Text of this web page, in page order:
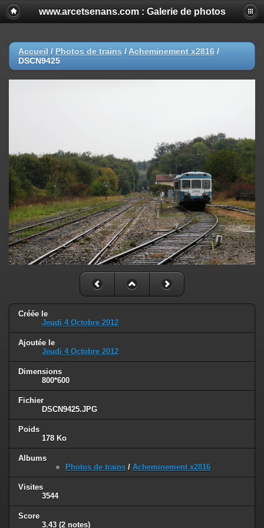
www.arcetsenans.com : Galerie de photos
Accueil / Photos de trains / Acheminement x2816 /
DSCN9425
Créée le
Jeudi 4 Octobre 2012
Ajoutée le
Jeudi 4 Octobre 2012
Dimensions
800*600
Fichier
DSCN9425.JPG
Poids
178 Ko
Albums
Photos de trains / Acheminement x2816
Visites
3544
Score
3.43 (2 notes)